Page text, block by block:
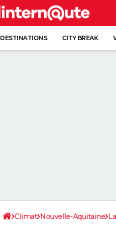
DESTINATIONS CITY BREAK
Climat Nouvelle-Aquitaine